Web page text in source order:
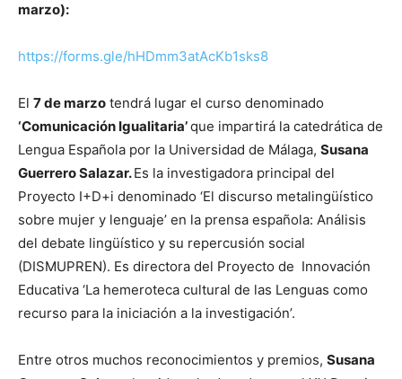
marzo):
https://forms.gle/hHDmm3atAcKb1sks8
El 7 de marzo tendrá lugar el curso denominado
‘Comunicación Igualitaria’que impartirá la catedrática de
Lengua Española por la Universidad de Málaga, Susana
Guerrero Salazar.Es la investigadora principal del
Proyecto I+D+i denominado ‘El discurso metalingüístico
sobre mujer y lenguaje’ en la prensa española: Análisis
del debate lingüístico y su repercusión social
(DISMUPREN). Es directora del Proyecto de Innovación
Educativa ‘La hemeroteca cultural de las Lenguas como
recurso para la iniciación a la investigación’.
Entre otros muchos reconocimientos y premios, Susana